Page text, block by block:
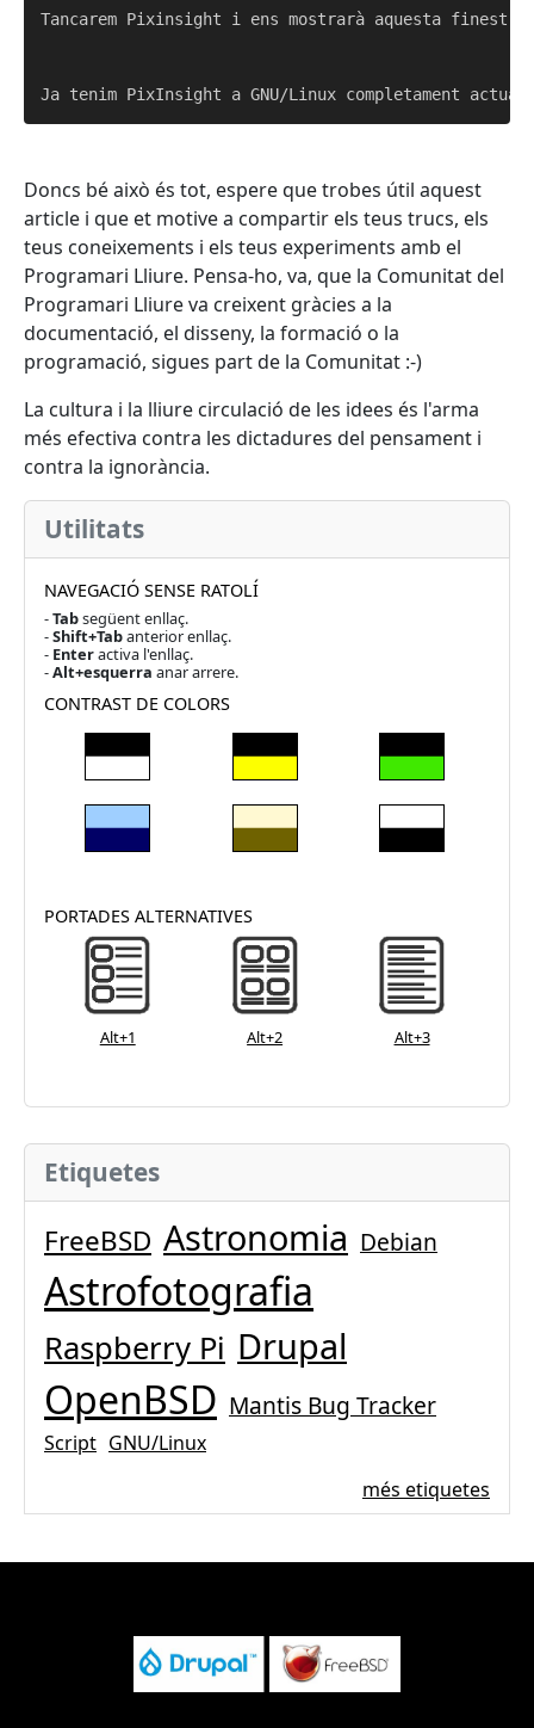
Tancarem Pixinsight i ens mostrarà aquesta
Ja tenim PixInsight a GNU/Linux completament
Doncs bé això és tot, espere que trobes útil aquest
article i que et motive a compartir els teus trucs, els
teus coneixements i els teus experiments amb el
Programari Lliure. Pensa-ho, va, que la Comunitat del
Programari Lliure va creixent gràcies a la
documentació, el disseny, la formació o la
programació, sigues part de la Comunitat :-)
La cultura i la lliure circulació de les idees és l'arma
més efectiva contra les dictadures del pensament i
contra la ignorància.
Utilitats
NAVEGACIÓ SENSE RATOLÍ
-Tabsegüent enllaç.
-Shift+Tabanterior enllaç.
- Enteractiva l'enllaç.
-Alt+esquerra anar arrere.
CONTRAST DE COLORS
PORTADES ALTERNATIVES
Alt+1 Alt+2 Alt+3
Etiquetes
FreeBSD Astronomia Debian
Astrofotografia
Raspberry Pi Drupal
OpenBSD Mantis Bug Tracker
Script GNU/Linux
més etiquetes